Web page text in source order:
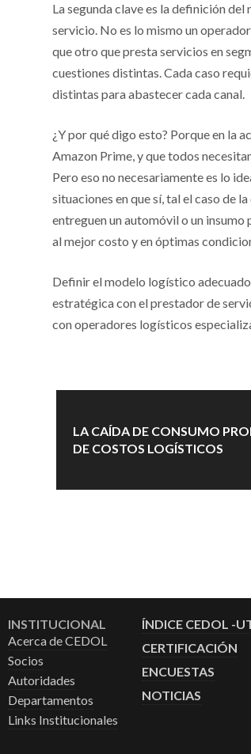
La segunda clave es la definición
servicio. No es lo mismo un
que otro que presta servicios en
cuestiones distintas. Cada caso
distintas para abastecer cada canal.
¿Y por qué digo esto? Porque en la
Amazon Prime, y que todos
Pero eso no necesariamente es lo
situaciones en que sí, tal el caso de
entreguen un automóvil o un
al mejor costo y en óptimas
Definir el modelo logístico
estratégica con el prestador de
con operadores logísticos
LA CAÍDA DE CONSUMO
DE COSTOS LOGÍSTICOS
INSTITUCIONAL
Acerca de CEDOL
Socios
Autoridades
Departamentos
Links Institucionales
ÍNDICE CEDOL -
CERTIFICACIÓN
ENCUESTAS
NOTICIAS